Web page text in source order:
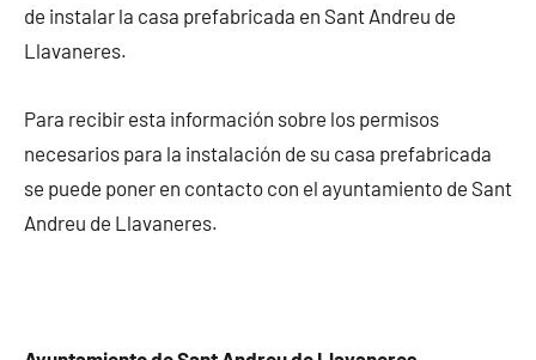
de instalar la casa prefabricada en Sant Andreu de
Llavaneres.
Para recibir esta información sobre los permisos
necesarios para la instalación de su casa prefabricada
se puede poner en contacto con el ayuntamiento de Sant
Andreu de Llavaneres.